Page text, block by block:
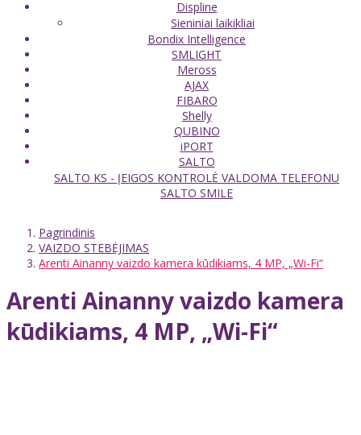
Displine
Sieniniai laikikliai
Bondix Intelligence
SMLIGHT
Meross
AJAX
FIBARO
Shelly
QUBINO
iPORT
SALTO
SALTO KS - ĮEIGOS KONTROLĖ VALDOMA TELEFONU
SALTO SMILE
Pagrindinis
VAIZDO STEBĖJIMAS
Arenti Ainanny vaizdo kamera kūdikiams, 4 MP, „Wi-Fi“
Arenti Ainanny vaizdo kamera
kūdikiams, 4 MP, „Wi-Fi“